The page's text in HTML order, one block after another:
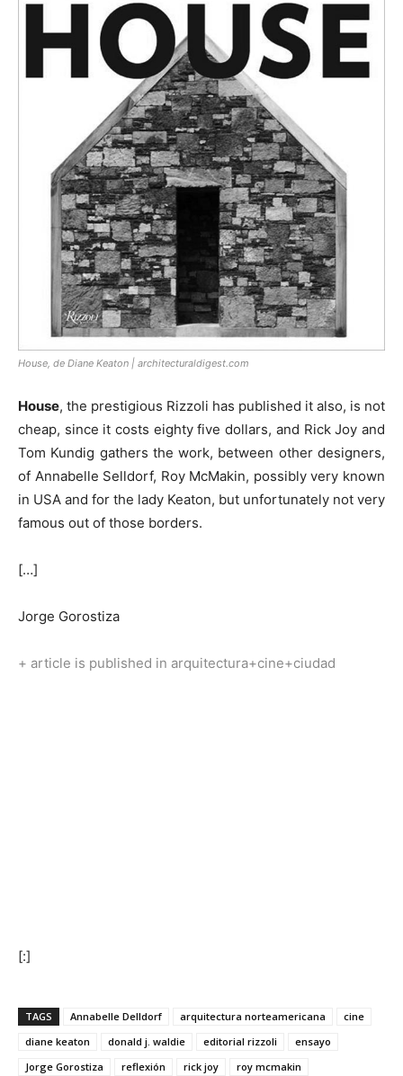
House, de Diane Keaton | architecturaldigest.com
House, the prestigious Rizzoli has published it also, is not
cheap, since it costs eighty five dollars, and Rick Joy and
Tom Kundig gathers the work, between other designers,
of Annabelle Selldorf, Roy McMakin, possibly very known
in USA and for the lady Keaton, but unfortunately not very
famous out of those borders.
[…]
Jorge Gorostiza
+ article is published in arquitectura+cine+ciudad
[:]
TAGS Annabelle Delldorf arquitectura norteamericana
cine
diane keaton
donald j. waldie editorial rizzoli
ensayo
Jorge Gorostiza
reflexión rick joy
roy mcmakin